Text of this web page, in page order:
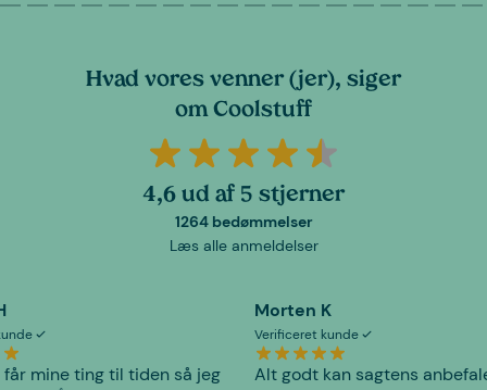
Hvad vores venner (jer), siger
om Coolstuff
4,6 ud af 5 stjerner
1264 bedømmelser
Læs alle anmeldelser
får mine ting til tiden så jeg
Morten K
Verificeret kunde
Alt godt kan sagtens